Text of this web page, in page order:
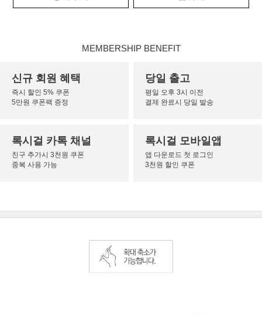
MEMBERSHIP BENEFIT
신규 회원 혜택
즉시 할인 5% 쿠폰
5만원 쿠폰팩 증정
당일 출고
평일 오후 3시 이전
결제 완료시 당일 발송
록시걸 카톡 채널
친구 추가시 3천원 쿠폰
중복 사용 가능
록시걸 모바일앱
앱 다운로드 첫 로그인
3천원 할인 쿠폰